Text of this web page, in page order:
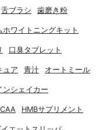
舌ブラシ 歯磨き粉
ホワイトニングキット
口臭タブレット
ュア 青汁 オートミール
ンシェイカー
HMBサプリメント